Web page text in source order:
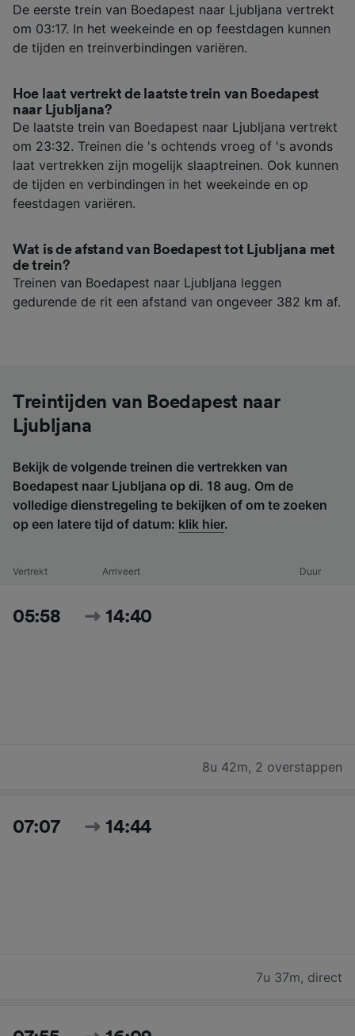
De eerste trein van Boedapest naar Ljubljana vertrekt
om 03:17. In het weekeinde en op feestdagen kunnen
de tijden en treinverbindingen variëren.
Hoe laat vertrekt de laatste trein van Boedapest
naar Ljubljana?
De laatste trein van Boedapest naar Ljubljana vertrekt
om 23:32. Treinen die 's ochtends vroeg of 's avonds
laat vertrekken zijn mogelijk slaaptreinen. Ook kunnen
de tijden en verbindingen in het weekeinde en op
feestdagen variëren.
Wat is de afstand van Boedapest tot Ljubljana met
de trein?
Treinen van Boedapest naar Ljubljana leggen
gedurende de rit een afstand van ongeveer 382 km af.
Treintijden van Boedapest naar
Ljubljana
Bekijk de volgende treinen die vertrekken van
Boedapest naar Ljubljana op di. 18 aug. Om de
volledige dienstregeling te bekijken of om te zoeken
op een latere tijd of datum: klik hier.
Vertrekt Arriveert Duur
05:58 14:40
8u 42m, 2 overstappen
07:07 14:44
7u 37m, direct